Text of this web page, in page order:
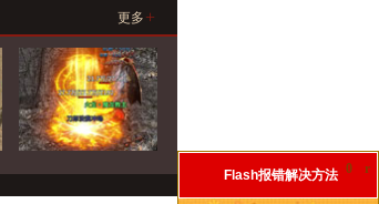
更多 +
0 r
Flash报错解决方法